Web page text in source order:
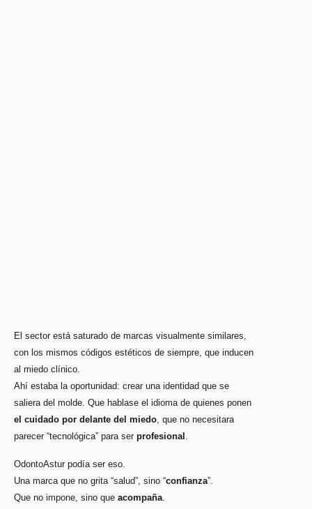
El sector está saturado de marcas visualmente similares,
con los mismos códigos estéticos de siempre, que inducen
al miedo clínico.
Ahí estaba la oportunidad: crear una identidad que se
saliera del molde. Que hablase el idioma de quienes ponen
el cuidado por delante del miedo, que no necesitara
parecer “tecnológica” para ser profesional .
OdontoAstur podía ser eso.
Una marca que no grita “salud”, sino “confianza”.
Que no impone, sino que acompaña